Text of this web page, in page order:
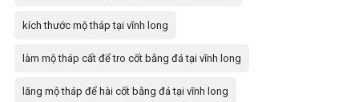
kích thước mộ tháp tại vĩnh long
làm mộ tháp cất để tro cốt bằng đá tại vĩnh long
lăng mộ tháp để hài cốt bằng đá tại vĩnh long